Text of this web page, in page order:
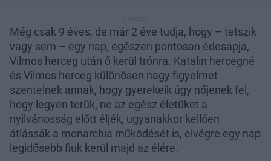
Még csak 9 éves, de már 2 éve tudja, hogy – tetszik
vagy sem – egy nap, egészen pontosan édesapja,
Vilmos herceg után ő kerül trónra. Katalin hercegné
és Vilmos herceg különösen nagy figyelmet
szentelnek annak, hogy gyerekeik úgy nőjenek fel,
hogy legyen terük, ne az egész életüket a
nyilvánosság előtt éljék, ugyanakkor kellően
átlássák a monarchia működését is, elvégre egy nap
legidősebb fiuk kerül majd az élére.